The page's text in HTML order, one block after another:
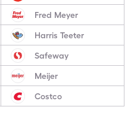
Fred Meyer
Harris Teeter
Safeway
Meijer
Costco